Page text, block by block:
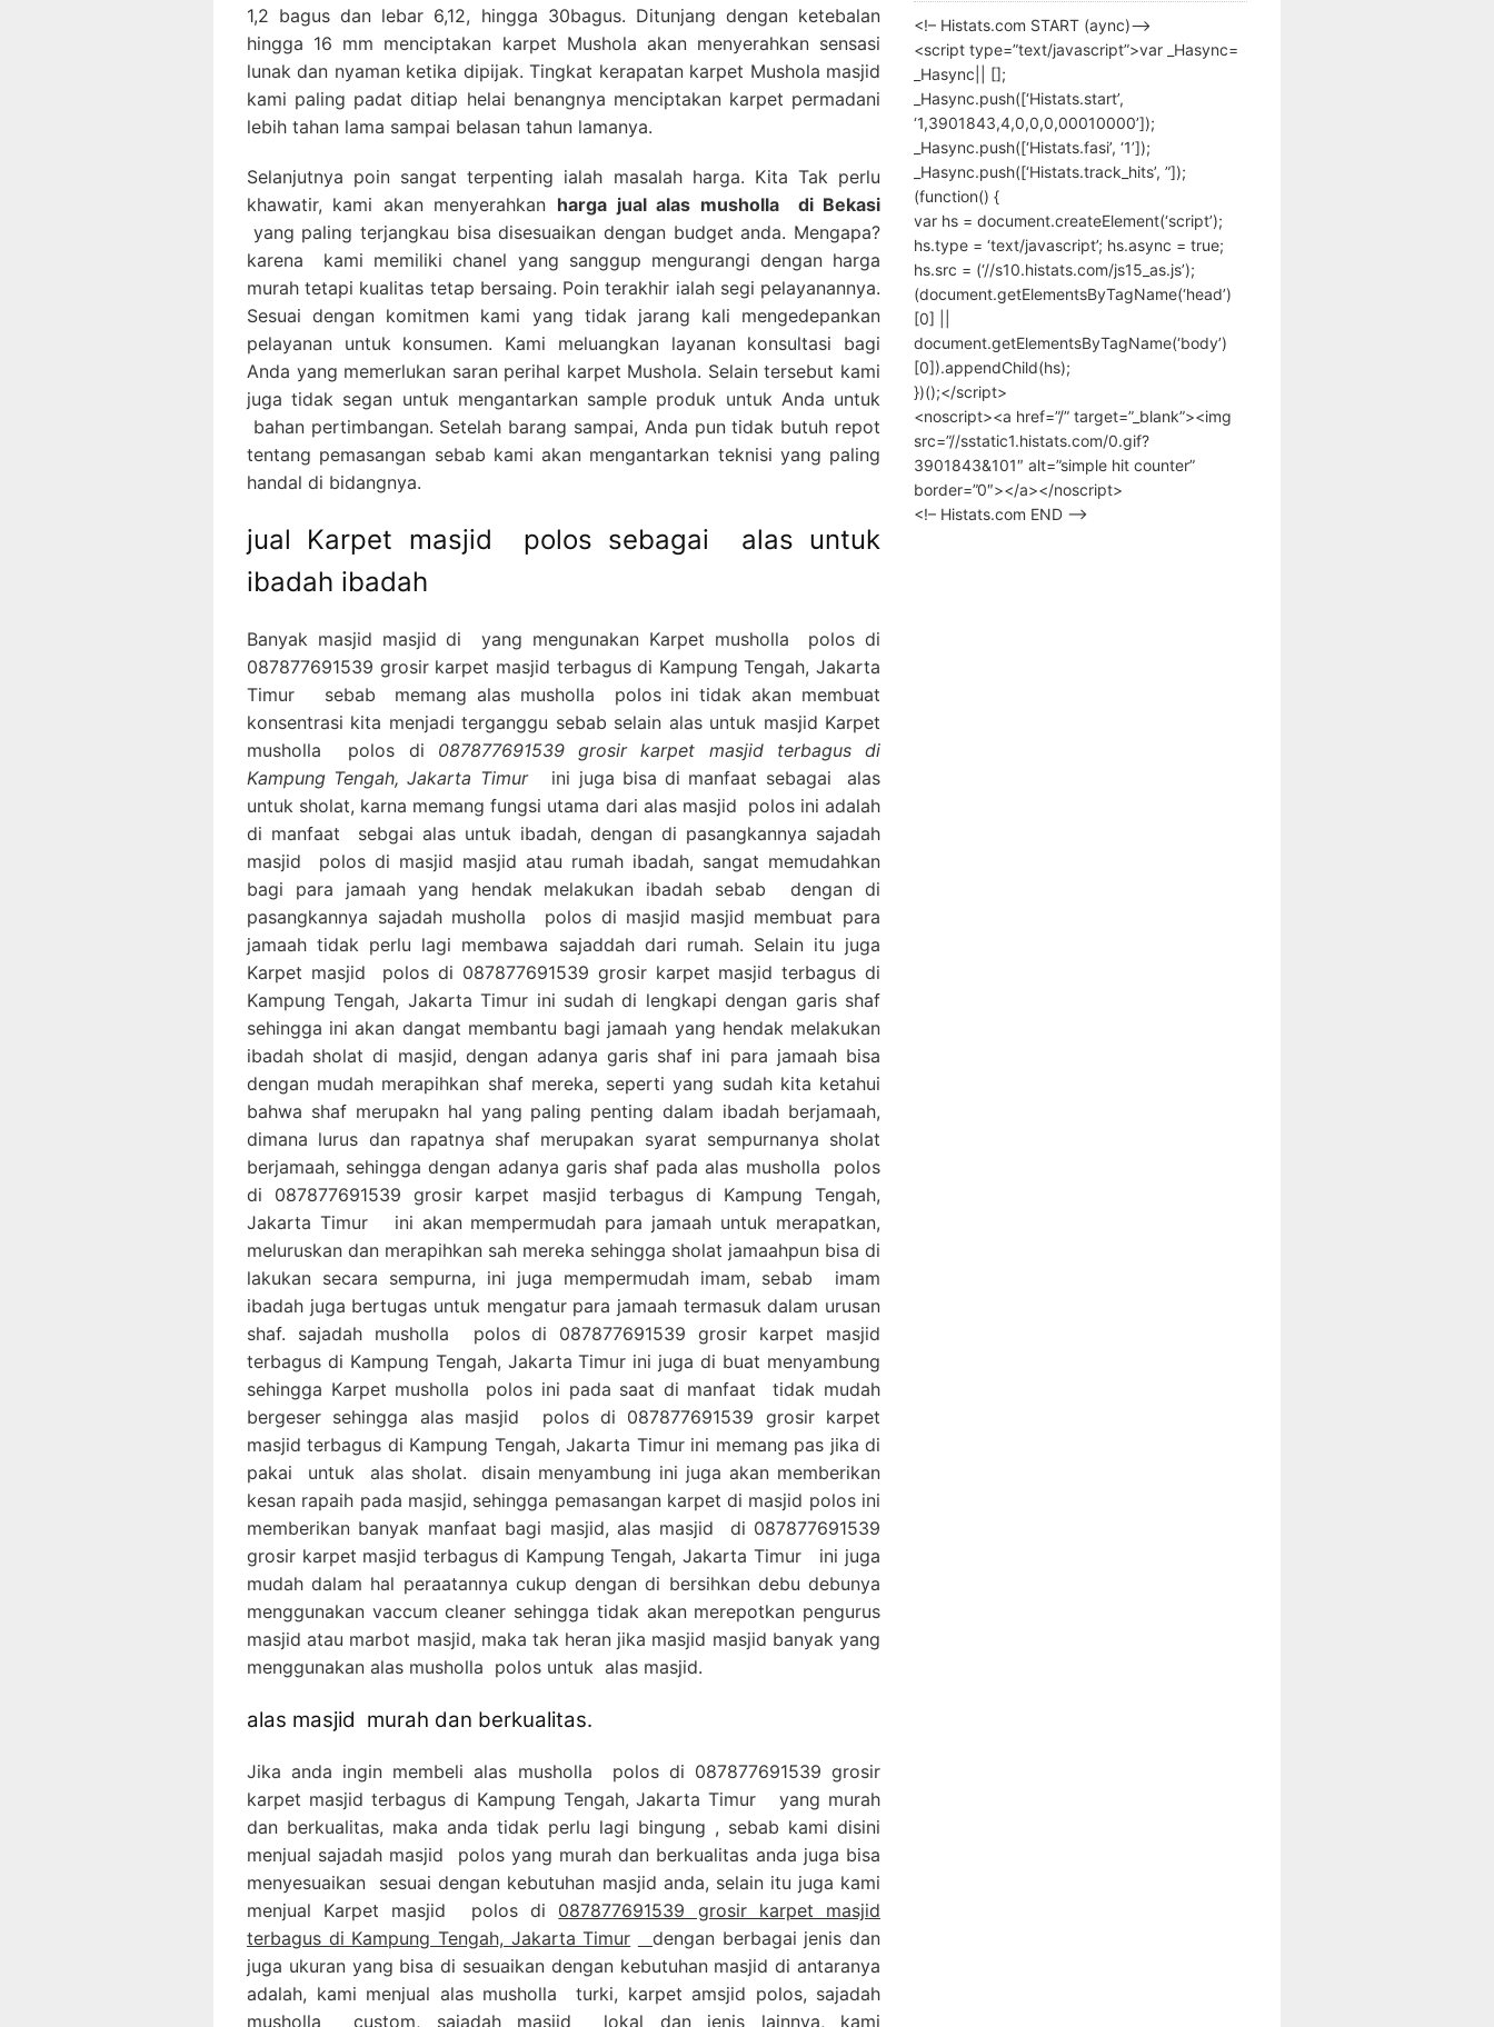
1,2 bagus dan lebar 6,12, hingga 30bagus. Ditunjang dengan ketebalan
hingga 16 mm menciptakan karpet Mushola akan menyerahkan sensasi
lunak dan nyaman ketika dipijak. Tingkat kerapatan karpet Mushola masjid
kami paling padat ditiap helai benangnya menciptakan karpet permadani
lebih tahan lama sampai belasan tahun lamanya.
Selanjutnya poin sangat terpenting ialah masalah harga. Kita Tak perlu
khawatir, kami akan menyerahkan harga jual alas musholla
di Bekasi
yang paling terjangkau bisa disesuaikan dengan budget anda. Mengapa?
karena kami memiliki chanel yang sanggup mengurangi dengan harga
murah tetapi kualitas tetap bersaing. Poin terakhir ialah segi pelayanannya.
Sesuai dengan komitmen kami yang tidak jarang kali mengedepankan
pelayanan untuk konsumen. Kami meluangkan layanan konsultasi bagi
Anda yang memerlukan saran perihal karpet Mushola. Selain tersebut kami
juga tidak segan untuk mengantarkan sample produk untuk Anda untuk
bahan pertimbangan. Setelah barang sampai, Anda pun tidak butuh repot
tentang pemasangan sebab kami akan mengantarkan teknisi yang paling
handal di bidangnya.
jual Karpet masjid polos sebagai alas untuk
ibadah ibadah
Banyak masjid masjid di yang mengunakan Karpet musholla polos di
087877691539 grosir karpet masjid terbagus di Kampung Tengah, Jakarta
Timur sebab memang alas musholla polos ini tidak akan membuat
konsentrasi kita menjadi terganggu sebab selain alas untuk masjid Karpet
musholla polos di 087877691539 grosir karpet masjid terbagus di
Kampung Tengah, Jakarta Timur
ini juga bisa di manfaat sebagai alas
untuk sholat, karna memang fungsi utama dari alas masjid polos ini adalah
di manfaat sebgai alas untuk ibadah, dengan di pasangkannya sajadah
masjid polos di masjid masjid atau rumah ibadah, sangat memudahkan
bagi para jamaah yang hendak melakukan ibadah sebab dengan di
pasangkannya sajadah musholla polos di masjid masjid membuat para
jamaah tidak perlu lagi membawa sajaddah dari rumah. Selain itu juga
Karpet masjid polos di 087877691539 grosir karpet masjid terbagus di
Kampung Tengah, Jakarta Timur ini sudah di lengkapi dengan garis shaf
sehingga ini akan dangat membantu bagi jamaah yang hendak melakukan
ibadah sholat di masjid, dengan adanya garis shaf ini para jamaah bisa
dengan mudah merapihkan shaf mereka, seperti yang sudah kita ketahui
bahwa shaf merupakn hal yang paling penting dalam ibadah berjamaah,
dimana lurus dan rapatnya shaf merupakan syarat sempurnanya sholat
berjamaah, sehingga dengan adanya garis shaf pada alas musholla polos
di 087877691539 grosir karpet masjid terbagus di Kampung Tengah,
Jakarta Timur ini akan mempermudah para jamaah untuk merapatkan,
meluruskan dan merapihkan sah mereka sehingga sholat jamaahpun bisa di
lakukan secara sempurna, ini juga mempermudah imam, sebab imam
ibadah juga bertugas untuk mengatur para jamaah termasuk dalam urusan
shaf. sajadah musholla polos di 087877691539 grosir karpet masjid
terbagus di Kampung Tengah, Jakarta Timur ini juga di buat menyambung
sehingga Karpet musholla polos ini pada saat di manfaat tidak mudah
bergeser sehingga alas masjid polos di 087877691539 grosir karpet
masjid terbagus di Kampung Tengah, Jakarta Timur ini memang pas jika di
pakai untuk alas sholat. disain menyambung ini juga akan memberikan
kesan rapaih pada masjid, sehingga pemasangan karpet di masjid polos ini
memberikan banyak manfaat bagi masjid, alas masjid di 087877691539
grosir karpet masjid terbagus di Kampung Tengah, Jakarta Timur ini juga
mudah dalam hal peraatannya cukup dengan di bersihkan debu debunya
menggunakan vaccum cleaner sehingga tidak akan merepotkan pengurus
masjid atau marbot masjid, maka tak heran jika masjid masjid banyak yang
menggunakan alas musholla polos untuk alas masjid.
alas masjid murah dan berkualitas.
Jika anda ingin membeli alas musholla polos di 087877691539 grosir
karpet masjid terbagus di Kampung Tengah, Jakarta Timur yang murah
dan berkualitas, maka anda tidak perlu lagi bingung , sebab kami disini
menjual sajadah masjid polos yang murah dan berkualitas anda juga bisa
menyesuaikan sesuai dengan kebutuhan masjid anda, selain itu juga kami
menjual Karpet masjid polos di 087877691539 grosir karpet masjid
terbagus di Kampung Tengah, Jakarta Timur
dengan berbagai jenis dan
juga ukuran yang bisa di sesuaikan dengan kebutuhan masjid di antaranya
adalah, kami menjual alas musholla turki, karpet amsjid polos, sajadah
musholla custom, sajadah masjid lokal dan jenis lainnya, kami
<!– Histats.com START (aync)–>
<script type=”text/javascript”>var _Hasync=
_Hasync|| [];
_Hasync.push([‘Histats.start’,
‘1,3901843,4,0,0,0,00010000’]);
_Hasync.push([‘Histats.fasi’, ‘1’]);
_Hasync.push([‘Histats.track_hits’, ”]);
(function() {
var hs = document.createElement(‘script’);
hs.type = ‘text/javascript’; hs.async = true;
hs.src = (‘//s10.histats.com/js15_as.js’);
(document.getElementsByTagName(‘head’)
[0] ||
document.getElementsByTagName(‘body’)
[0]).appendChild(hs);
})();</script>
<noscript><a href=”/” target=”_blank”><img
src=”//sstatic1.histats.com/0.gif?
3901843&101″ alt=”simple hit counter”
border=”0″></a></noscript>
<!– Histats.com END –>